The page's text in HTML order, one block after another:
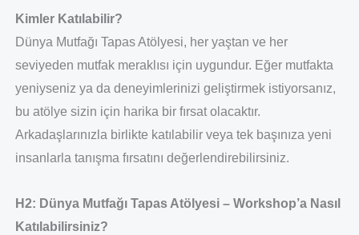
Kimler Katılabilir?
Dünya Mutfağı Tapas Atölyesi, her yaştan ve her
seviyeden mutfak meraklısı için uygundur. Eğer mutfakta
yeniyseniz ya da deneyimlerinizi geliştirmek istiyorsanız,
bu atölye sizin için harika bir fırsat olacaktır.
Arkadaşlarınızla birlikte katılabilir veya tek başınıza yeni
insanlarla tanışma fırsatını değerlendirebilirsiniz.
H2: Dünya Mutfağı Tapas Atölyesi – Workshop’a Nasıl
Katılabilirsiniz?